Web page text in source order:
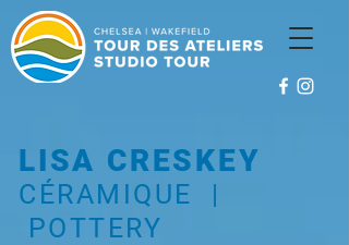
LISA CRESKEY
CÉRAMIQUE |
POTTERY